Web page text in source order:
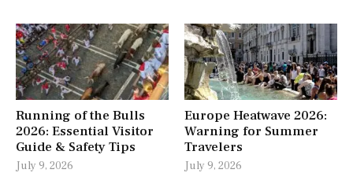
Running of the Bulls
2026: Essential Visitor
Guide & Safety Tips
July 9, 2026
Europe Heatwave 2026:
Warning for Summer
Travelers
July 9, 2026